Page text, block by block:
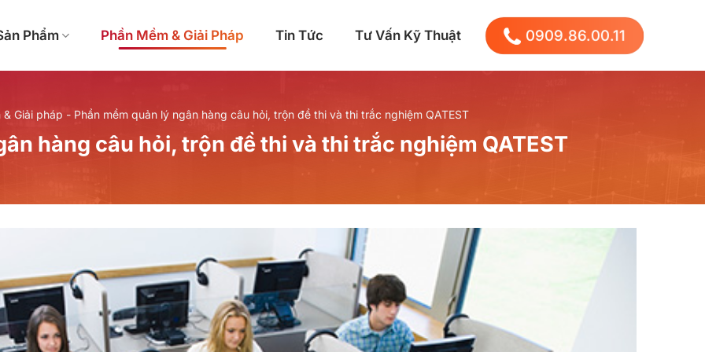
Phẩm Phần Mềm & Giải Pháp Tin Tức Tư Vấn Kỹ Thuật 0909.86.00.11
& Giải pháp - Phần mềm quản lý ngân hàng câu hỏi, trộn đề thi và thi trắc nghiệm QATEST
hàng câu hỏi, trộn đề thi và thi trắc nghiệm QATEST